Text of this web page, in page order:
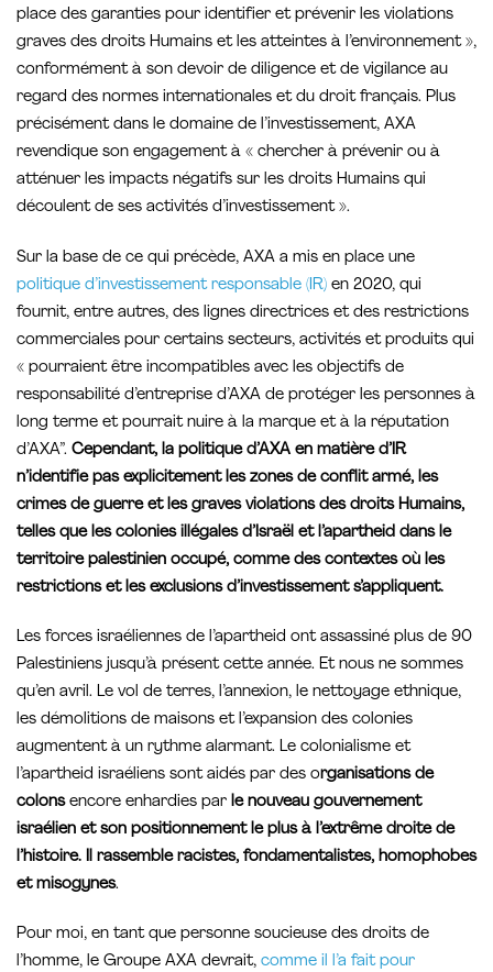
place des garanties pour identifier et prévenir les violations
graves des droits Humains et les atteintes à l’environnement »,
conformément à son devoir de diligence et de vigilance au
regard des normes internationales et du droit français. Plus
précisément dans le domaine de l’investissement, AXA
revendique son engagement à « chercher à prévenir ou à
atténuer les impacts négatifs sur les droits Humains qui
découlent de ses activités d’investissement ».
Sur la base de ce qui précède, AXA a mis en place une
politique d’investissement responsable (IR) en 2020, qui
fournit, entre autres, des lignes directrices et des restrictions
commerciales pour certains secteurs, activités et produits qui
« pourraient être incompatibles avec les objectifs de
responsabilité d’entreprise d’AXA de protéger les personnes à
long terme et pourrait nuire à la marque et à la réputation
d’AXA”. Cependant, la politique d’AXA en matière d’IR
n’identifie pas explicitement les zones de conflit armé, les
crimes de guerre et les graves violations des droits Humains,
telles que les colonies illégales d’Israël et l’apartheid dans le
territoire palestinien occupé, comme des contextes où les
restrictions et les exclusions d’investissement s’appliquent.
Les forces israéliennes de l’apartheid ont assassiné plus de 90
Palestiniens jusqu’à présent cette année. Et nous ne sommes
qu’en avril. Le vol de terres, l’annexion, le nettoyage ethnique,
les démolitions de maisons et l’expansion des colonies
augmentent à un rythme alarmant. Le colonialisme et
l’apartheid israéliens sont aidés par des organisations de
colonsencore enhardies par le nouveau gouvernement
israélien et son positionnement le plus à l’extrême droite de
l’histoire. Il rassemble racistes, fondamentalistes, homophobes
et misogynes.
Pour moi, en tant que personne soucieuse des droits de
l’homme, le Groupe AXA devrait, comme il l’a fait pour